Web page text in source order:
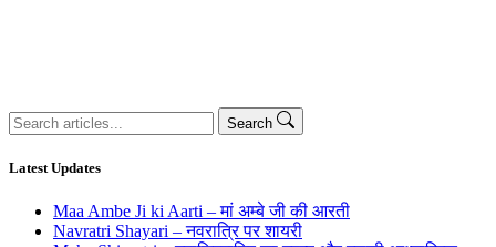
Search
for:
Search
Latest Updates
Maa Ambe Ji ki Aarti – मां अम्बे जी की आरती
Navratri Shayari – नवरात्रि पर शायरी